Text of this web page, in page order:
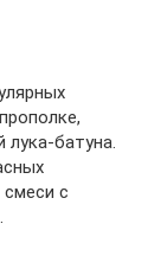
лука-батуна.
с